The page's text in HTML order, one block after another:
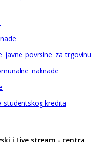
studentskog kredita
i Live stream - centra